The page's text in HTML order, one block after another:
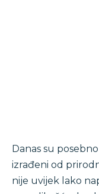
Danas su
izrađeni od
nije uvijek lako